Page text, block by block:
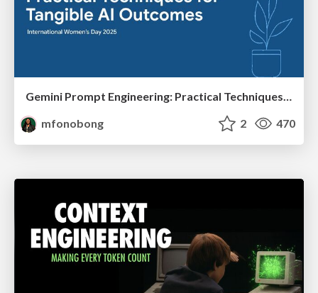
mfonobong
2 470